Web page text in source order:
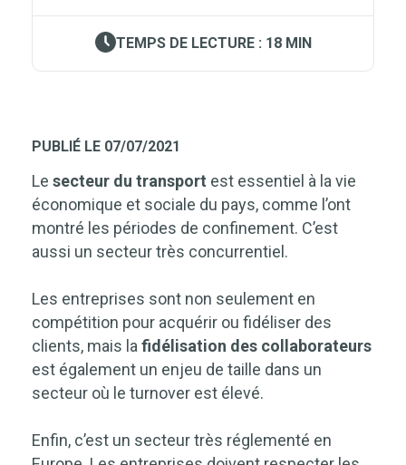
PUBLIÉ LE 07/07/2021
Le secteur du transport est essentiel à la vie
économique et sociale du pays, comme l’ont
montré les périodes de confinement. C’est
aussi un secteur très concurrentiel.
Les entreprises sont non seulement en
compétition pour acquérir ou fidéliser des
clients, mais la fidélisation des collaborateurs
est également un enjeu de taille dans un
secteur où le turnover est élevé.
Enfin, c’est un secteur très réglementé en
TEMPS DE LECTURE : 18 MIN